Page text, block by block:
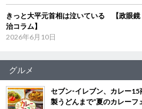
きっと大平元首相は泣いている 【政眼
治コラム】
2026年6月10日
グルメ
セブン‐イレブン、カレー
製うどんまで“夏のカレーフ